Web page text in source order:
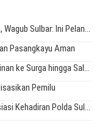
Pasangkayu Aman
Pemilu